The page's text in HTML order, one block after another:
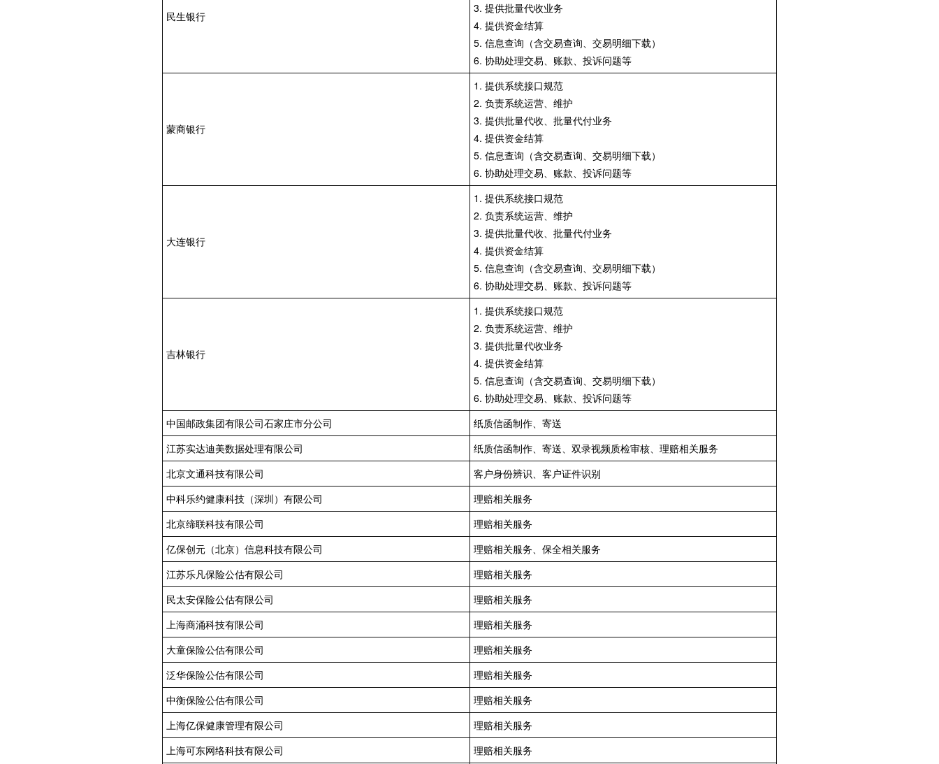
民生银行
3. 提供批量代收业务
4. 提供资金结算
5. 信息查询（含交易查询、交易明细下载）
6. 协助处理交易、账款、投诉问题等
蒙商银行
1. 提供系统接口规范
2. 负责系统运营、维护
3. 提供批量代收、批量代付业务
4. 提供资金结算
5. 信息查询（含交易查询、交易明细下载）
6. 协助处理交易、账款、投诉问题等
大连银行
1. 提供系统接口规范
2. 负责系统运营、维护
3. 提供批量代收、批量代付业务
4. 提供资金结算
5. 信息查询（含交易查询、交易明细下载）
6. 协助处理交易、账款、投诉问题等
吉林银行
1. 提供系统接口规范
2. 负责系统运营、维护
3. 提供批量代收业务
4. 提供资金结算
5. 信息查询（含交易查询、交易明细下载）
6. 协助处理交易、账款、投诉问题等
中国邮政集团有限公司石家庄市分公司
纸质信函制作、寄送
江苏实达迪美数据处理有限公司
纸质信函制作、寄送、双录视频质检审核、理赔相关服务
北京文通科技有限公司
客户身份辨识、客户证件识别
中科乐约健康科技（深圳）有限公司
理赔相关服务
北京缔联科技有限公司
理赔相关服务
亿保创元（北京）信息科技有限公司
理赔相关服务、保全相关服务
江苏乐凡保险公估有限公司
理赔相关服务
民太安保险公估有限公司
理赔相关服务
上海商涌科技有限公司
理赔相关服务
大童保险公估有限公司
理赔相关服务
泛华保险公估有限公司
理赔相关服务
中衡保险公估有限公司
理赔相关服务
上海亿保健康管理有限公司
理赔相关服务
上海可东网络科技有限公司
理赔相关服务